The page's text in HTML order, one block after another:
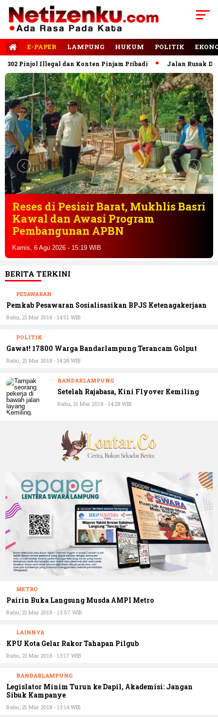
E-PAPER LAMPUNG HUKUM POLITIK
Pinjol Illegal dan Konten Pinjam Pribadi Jalan Rusak
Pringsewu Perkuat Pendidikan
Politik bagi Generasi Muda
Kamis, 6 Agu 2026 - 15:16 WIB
PESAWARAN
Pemkab Pesawaran Sosialisasikan BPJS Ketenagakerjaan
Rabu, 21 Mar 2018 - 14:51 WIB
Gawat! 17800 Warga Bandarlampung Terancam Golput
Rabu, 21 Mar 2018 - 14:28 WIB
Setelah Rajabasa, Kini Flyover Kemiling
Rabu, 21 Mar 2018 - 14:28 WIB
Pairin Buka Langsung Musda AMPI Metro
Rabu, 21 Mar 2018 - 13:57 WIB
KPU Kota Gelar Rakor Tahapan Pilgub
Rabu, 21 Mar 2018 - 13:17 WIB
Legislator Minim Turun ke Dapil, Akademisi: Jangan
Sibuk Kampanye
Rabu, 21 Mar 2018 - 13:14 WIB